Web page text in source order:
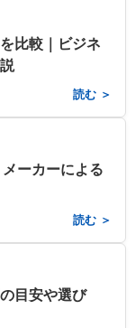
比較｜ビジネ
読む ＞
ーカーによる
読む ＞
目安や選び